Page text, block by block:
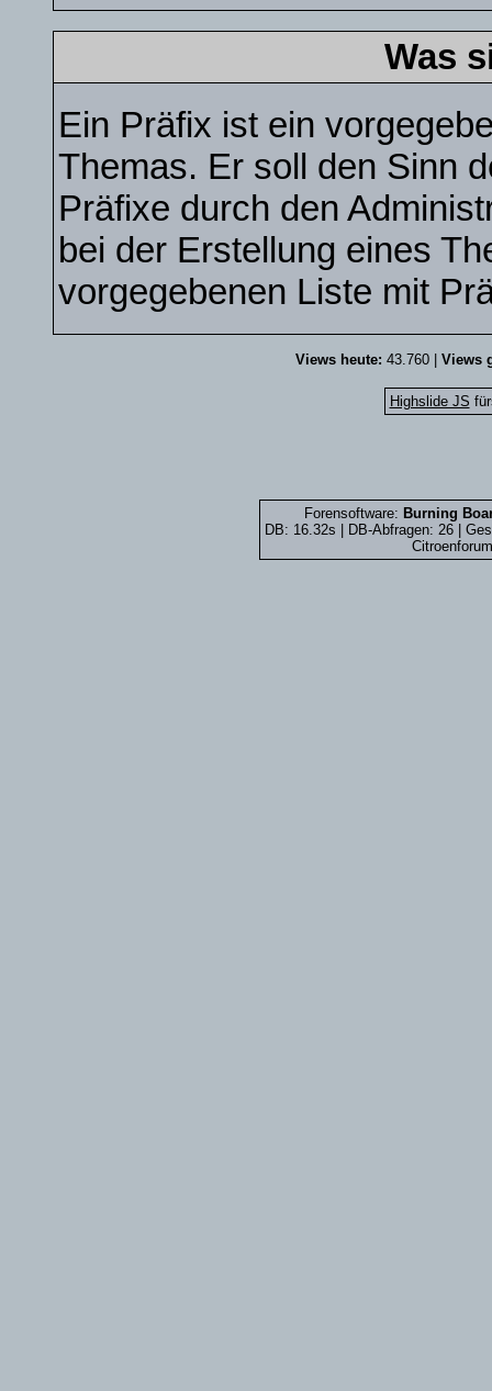
Was
Ein Präfix ist ein
Themas. Er soll den Sinn
Präfixe durch den
bei der Erstellung eines
vorgegebenen Liste mit
Views heute: 43.760 | Views
Highslide JS
Forensoftware: Burning
DB: 16.32s | DB-Abfragen: 26 |